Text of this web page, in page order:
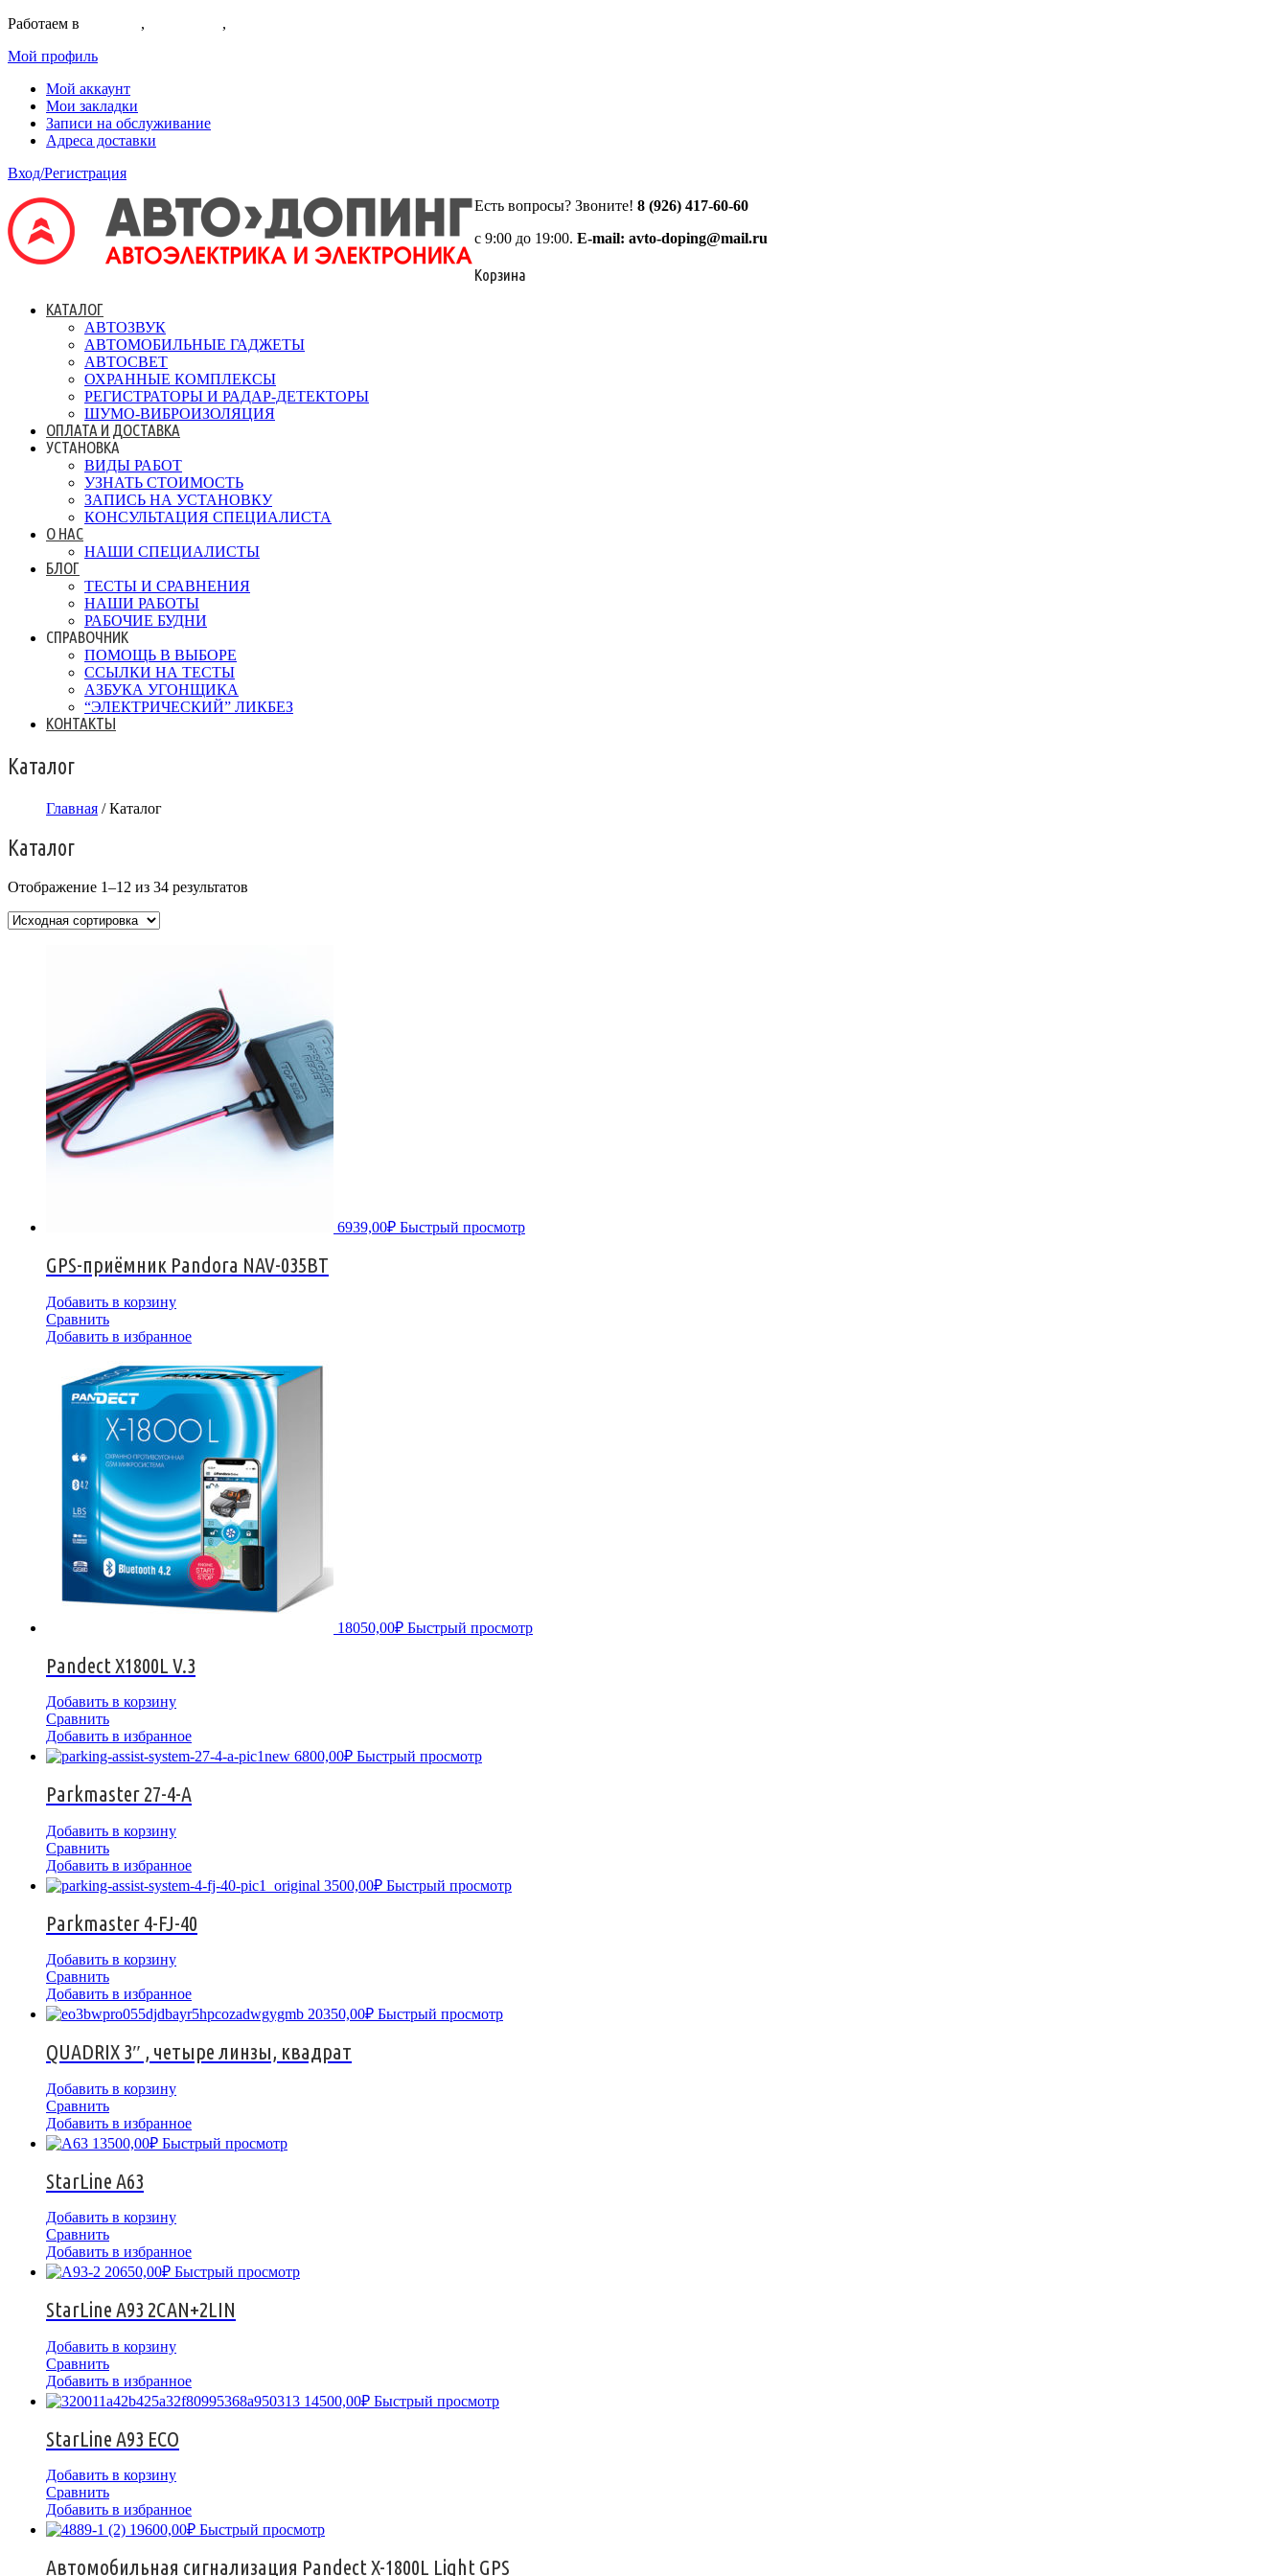
Работаем в , ,
Мой профиль
Мой аккаунт
Мои закладки
Записи на обслуживание
Адреса доставки
Вход/Регистрация
Есть вопросы? Звоните! 8 (926) 417-60-60
с 9:00 до 19:00. E-mail: avto-doping@mail.ru
Корзина
КАТАЛОГ
АВТОЗВУК
АВТОМОБИЛЬНЫЕ ГАДЖЕТЫ
АВТОСВЕТ
ОХРАННЫЕ КОМПЛЕКСЫ
РЕГИСТРАТОРЫ И РАДАР-ДЕТЕКТОРЫ
ШУМО-ВИБРОИЗОЛЯЦИЯ
ОПЛАТА И ДОСТАВКА
УСТАНОВКА
ВИДЫ РАБОТ
УЗНАТЬ СТОИМОСТЬ
ЗАПИСЬ НА УСТАНОВКУ
КОНСУЛЬТАЦИЯ СПЕЦИАЛИСТА
О НАС
НАШИ СПЕЦИАЛИСТЫ
БЛОГ
ТЕСТЫ И СРАВНЕНИЯ
НАШИ РАБОТЫ
РАБОЧИЕ БУДНИ
СПРАВОЧНИК
ПОМОЩЬ В ВЫБОРЕ
ССЫЛКИ НА ТЕСТЫ
АЗБУКА УГОНЩИКА
“ЭЛЕКТРИЧЕСКИЙ” ЛИКБЕЗ
КОНТАКТЫ
Каталог
Главная / Каталог
Каталог
Отображение 1–12 из 34 результатов
6939,00₽ Быстрый просмотр
GPS-приёмник Pandora NAV-035BT
Добавить в корзину
Сравнить
Добавить в избранное
18050,00₽ Быстрый просмотр
Pandect X1800L V.3
Добавить в корзину
Сравнить
Добавить в избранное
6800,00₽ Быстрый просмотр
Parkmaster 27-4-A
Добавить в корзину
Сравнить
Добавить в избранное
3500,00₽ Быстрый просмотр
Parkmaster 4-FJ-40
Добавить в корзину
Сравнить
Добавить в избранное
20350,00₽ Быстрый просмотр
QUADRIX 3″ , четыре линзы, квадрат
Добавить в корзину
Сравнить
Добавить в избранное
13500,00₽ Быстрый просмотр
StarLine A63
Добавить в корзину
Сравнить
Добавить в избранное
20650,00₽ Быстрый просмотр
StarLine A93 2CAN+2LIN
Добавить в корзину
Сравнить
Добавить в избранное
14500,00₽ Быстрый просмотр
StarLine A93 ECO
Добавить в корзину
Сравнить
Добавить в избранное
19600,00₽ Быстрый просмотр
Автомобильная сигнализация Pandect X-1800L Light GPS